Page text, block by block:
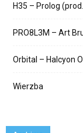
H35 – Prolog
PRO8L3M – Art
Orbital – Halcyon
Wierzba